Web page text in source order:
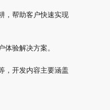
，帮助客户快速实现
验解决方案。
，开发内容主要涵盖